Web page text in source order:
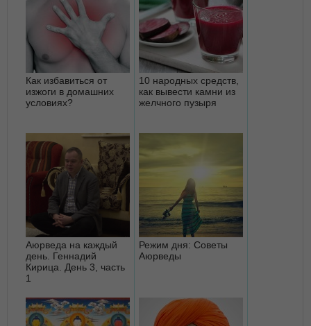
Как избавиться от
изжоги в домашних
условиях?
10 народных средств,
как вывести камни из
желчного пузыря
Аюрведа на каждый
день. Геннадий
Кирица. День 3, часть
1
Режим дня: Советы
Аюрведы